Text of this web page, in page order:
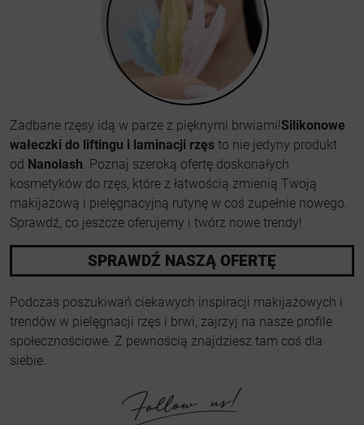
Zadbane rzęsy idą w parze z pięknymi brwiami!Silikonowe
wałeczki do liftingu i laminacji rzęs to nie jedyny produkt
od Nanolash. Poznaj szeroką ofertę doskonałych
kosmetyków do rzęs, które z łatwością zmienią Twoją
makijażową i pielęgnacyjną rutynę w coś zupełnie nowego.
Sprawdź, co jeszcze oferujemy i twórz nowe trendy!
SPRAWDŹ NASZĄ OFERTĘ
Podczas poszukiwań ciekawych inspiracji makijażowych i
trendów w pielęgnacji rzęs i brwi, zajrzyj na nasze profile
społecznościowe. Z pewnością znajdziesz tam coś dla
siebie.